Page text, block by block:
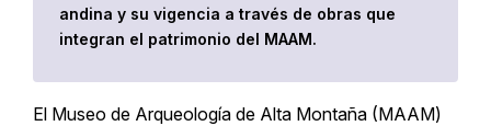
andina y su vigencia a través de obras que
integran el patrimonio del MAAM.
El Museo de Arqueología de Alta Montaña (MAAM)